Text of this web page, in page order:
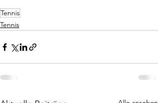
Tennis
Tennis